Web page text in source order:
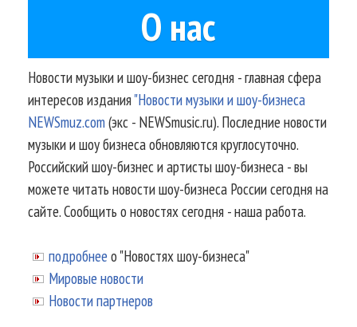
О нас
Новости музыки и шоу-бизнес сегодня - главная сфера
интересов издания"Новости музыки и шоу-бизнеса
NEWSmuz.com(экс - NEWSmusic.ru). Последние новости
музыки и шоу бизнеса обновляются круглосуточно.
Российский шоу-бизнес и артисты шоу-бизнеса - вы
можете читать новости шоу-бизнеса России сегодня на
сайте. Сообщить о новостях сегодня - наша работа.
подробнее о "Новостях шоу-бизнеса"
Мировые новости
Новости партнеров